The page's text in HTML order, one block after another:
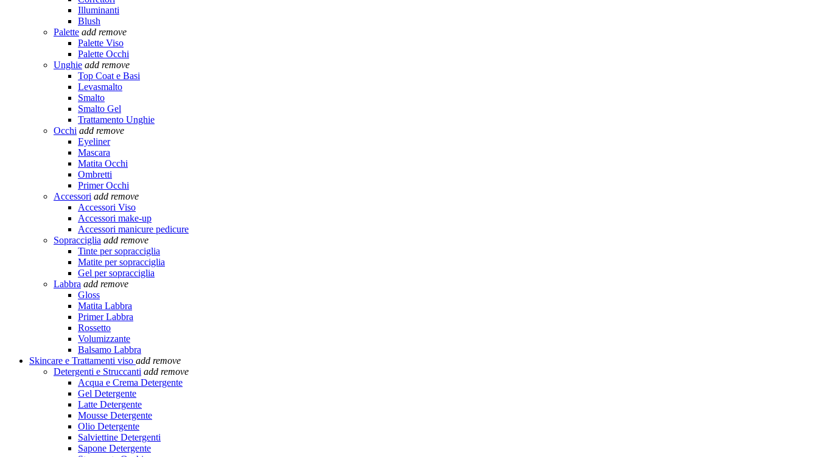
Illuminanti
Blush
Palette add remove
Palette Viso
Palette Occhi
Unghie add remove
Top Coat e Basi
Levasmalto
Smalto
Smalto Gel
Trattamento Unghie
Occhi add remove
Eyeliner
Mascara
Matita Occhi
Ombretti
Primer Occhi
Accessori add remove
Accessori Viso
Accessori make-up
Accessori manicure pedicure
Sopracciglia add remove
Tinte per sopracciglia
Matite per sopracciglia
Gel per sopracciglia
Labbra add remove
Gloss
Matita Labbra
Primer Labbra
Rossetto
Volumizzante
Balsamo Labbra
Skincare e Trattamenti viso add remove
Detergenti e Struccanti add remove
Acqua e Crema Detergente
Gel Detergente
Latte Detergente
Mousse Detergente
Olio Detergente
Salviettine Detergenti
Sapone Detergente